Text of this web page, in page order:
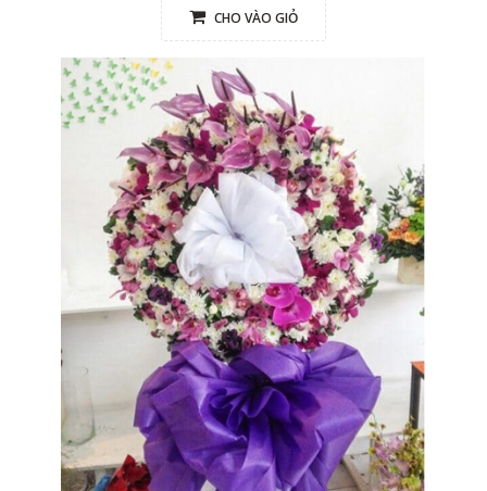
CHO VÀO GIỎ